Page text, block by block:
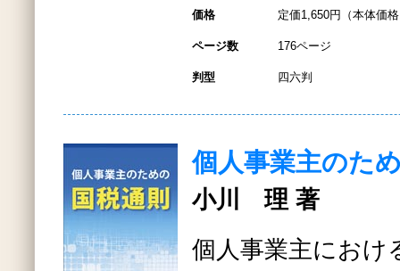
価格 定価1,650円（本体価
ページ数 176ページ
判型 四六判
個人事業主のた
小川 理 著
個人事業主におけ